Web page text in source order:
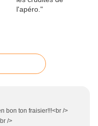
bon ton fraisier!!!<br />
/>